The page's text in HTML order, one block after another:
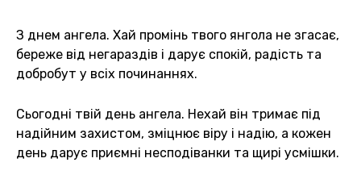
З днем ангела. Хай промінь твого янгола не згасає,
береже від негараздів і дарує спокій, радість та
добробут у всіх починаннях.
Сьогодні твій день ангела. Нехай він тримає під
надійним захистом, зміцнює віру і надію, а кожен
день дарує приємні несподіванки та щирі усмішки.